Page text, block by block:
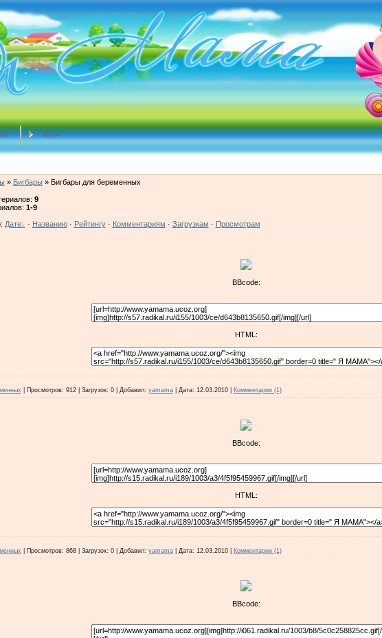
Вход
» Бигбары» Бигбары для беременных
: 9
: 1-9
: Дате · Названию· Рейтингу· Комментариям · Загрузкам · Просмотрам
BBcode:
HTML:
Просмотров: 912| Загрузок: 0| Добавил: yamama| Дата: 12.03.2010 Комментарии (1)
BBcode:
HTML:
Просмотров: 868| Загрузок: 0| Добавил: yamama| Дата: 12.03.2010 Комментарии (1)
BBcode: